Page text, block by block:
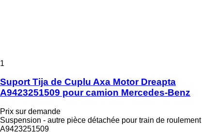
1
Suport Tija de Cuplu Axa Motor Dreapta
A9423251509 pour camion Mercedes-Benz
Prix sur demande
Suspension - autre pièce détachée pour train de roulement
A9423251509